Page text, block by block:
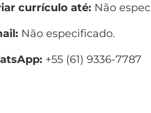
currículo até: Não
Não especificado.
+55 (61) 9336-7787